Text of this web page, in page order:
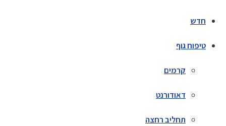
חדש
טיפוח גוף
קרמים
דאודורנט
תחליב רחצה